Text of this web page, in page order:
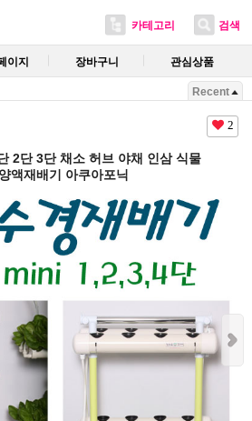
카테고리 검색
이지 장바구니 관심상품
Recent
2
2단 3단 채소 허브 야채 인삼 식물
액재배기 아쿠아포닉